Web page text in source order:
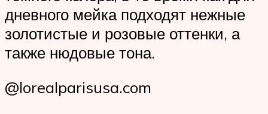
дневного мейка подходят нежные
золотистые и розовые оттенки, а
также нюдовые тона.
@lorealparisusa.com